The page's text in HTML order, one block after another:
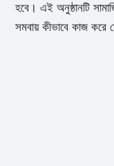
হবে। এই অনুষ্ঠানটি
সমবায় কীভাবে কাজ করে